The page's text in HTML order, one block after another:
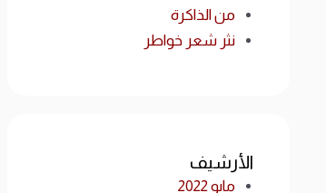
من الذاكرة
نثر شعر خواطر
الأرشيف
مايو 2022